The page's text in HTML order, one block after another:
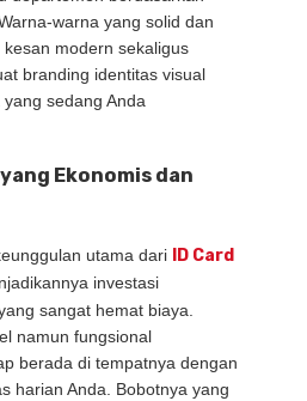
warna yang solid dan
modern sekaligus
branding identitas visual
sedang Anda
Ekonomis dan
utama dari
ID Card
investasi
sangat hemat biaya.
namun fungsional
berada di tempatnya dengan
harian Anda. Bobotnya yang